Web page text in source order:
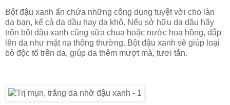
Bột đậu xanh ẩn chứa những công dụng tuyệt vời cho làn
da bạn, kể cả da dầu hay da khô. Nếu sở hữu da dầu hãy
trộn bột đậu xanh cũng sữa chua hoặc nước hoa hồng, đắp
lên da như mặt nạ thông thường. Bột đậu xanh sẽ giúp loại
bỏ độc tố trên da, giúp da thêm mượt mà, tươi tắn.